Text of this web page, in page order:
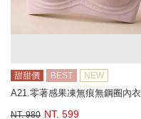
甜甜價 BEST NEW
A21.零著感果凍無痕無鋼圈內衣
NT. 980 NT. 599